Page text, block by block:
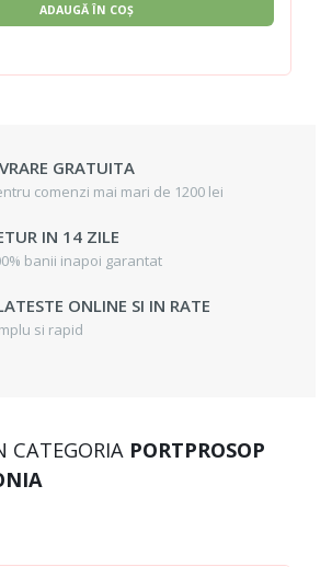
ADAUGĂ ÎN COȘ
GRATUITA
comenzi mai mari de 1200 lei
IN 14 ZILE
banii inapoi garantat
ONLINE SI IN RATE
si rapid
CATEGORIA PORTPROSOP